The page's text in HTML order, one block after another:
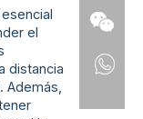
el
distancia
Además,